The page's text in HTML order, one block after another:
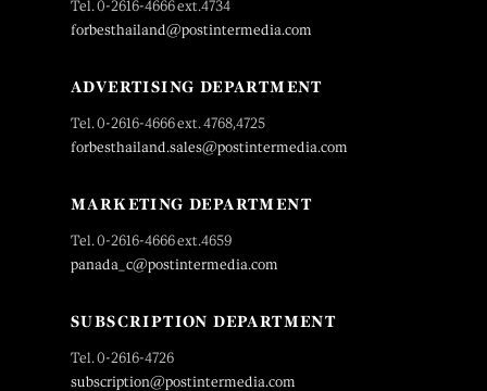
Tel. 0-2616-4666 ext.4734
forbesthailand@postintermedia.com
ADVERTISING DEPARTMENT
Tel. 0-2616-4666 ext. 4768,4725
forbesthailand.sales@postintermedia.com
MARKETING DEPARTMENT
Tel. 0-2616-4666 ext.4659
panada_c@postintermedia.com
SUBSCRIPTION DEPARTMENT
Tel. 0-2616-4726
subscription@postintermedia.com